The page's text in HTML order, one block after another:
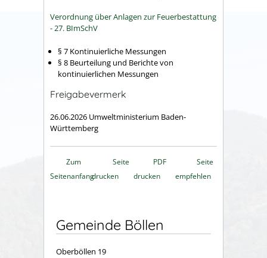
Verordnung über Anlagen zur Feuerbestattung
- 27. BImSchV
§ 7 Kontinuierliche Messungen
§ 8 Beurteilung und Berichte von
kontinuierlichen Messungen
Freigabevermerk
26.06.2026 Umweltministerium Baden-
Württemberg
Zum
Seitenanfang
Seite
drucken
PDF
drucken
Seite
empfehlen
Gemeinde Böllen
Oberböllen 19